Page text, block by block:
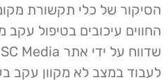
הסיקור של כלי תקשורת
החווים עיכובים בטיפול